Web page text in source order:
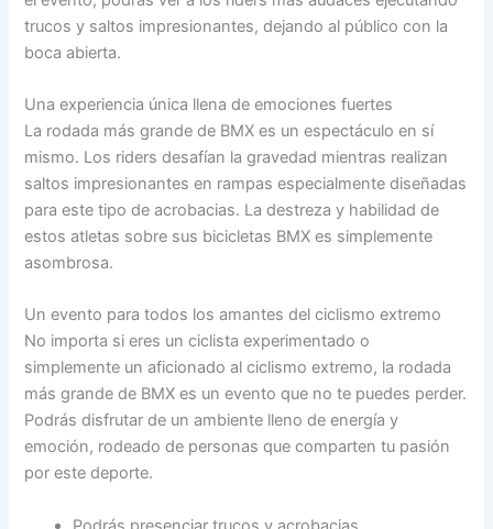
trucos y saltos impresionantes, dejando al público con la
boca abierta.
Una experiencia única llena de emociones fuertes
La rodada más grande de BMX es un espectáculo en sí
mismo. Los riders desafían la gravedad mientras realizan
saltos impresionantes en rampas especialmente diseñadas
para este tipo de acrobacias. La destreza y habilidad de
estos atletas sobre sus bicicletas BMX es simplemente
asombrosa.
Un evento para todos los amantes del ciclismo extremo
No importa si eres un ciclista experimentado o
simplemente un aficionado al ciclismo extremo, la rodada
más grande de BMX es un evento que no te puedes perder.
Podrás disfrutar de un ambiente lleno de energía y
emoción, rodeado de personas que comparten tu pasión
por este deporte.